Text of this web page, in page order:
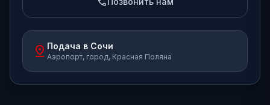
pin_drop Подача в Сочи
Аэропорт, город, Красная Поляна